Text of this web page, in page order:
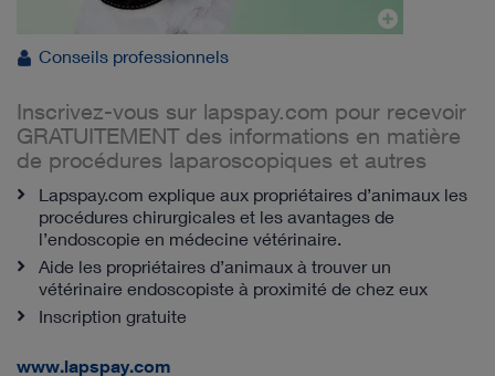
Conseils professionnels
Inscrivez-vous sur lapspay.com pour recevoir
GRATUITEMENT des informations en matière
de procédures laparoscopiques et autres
Lapspay.com explique aux propriétaires d’animaux les
procédures chirurgicales et les avantages de
l’endoscopie en médecine vétérinaire.
Aide les propriétaires d’animaux à trouver un
vétérinaire endoscopiste à proximité de chez eux
Inscription gratuite
www.lapspay.com